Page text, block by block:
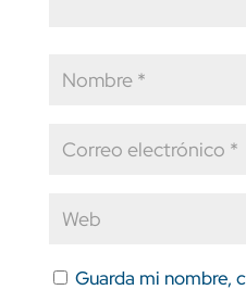
Guarda mi nombre,